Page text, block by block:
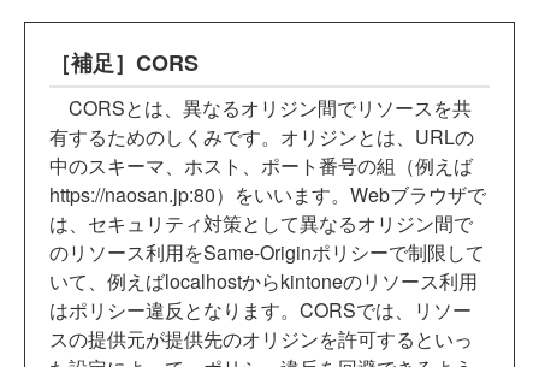
［補足］CORS
CORSとは、異なるオリジン間でリソースを共
有するためのしくみです。オリジンとは、URLの
中のスキーマ、ホスト、ポート番号の組（例えば
https://naosan.jp:80）をいいます。Webブラウザで
は、セキュリティ対策として異なるオリジン間で
のリソース利用をSame-Originポリシーで制限して
いて、例えばlocalhostからkintoneのリソース利用
はポリシー違反となります。CORSでは、リソー
スの提供元が提供先のオリジンを許可するといっ